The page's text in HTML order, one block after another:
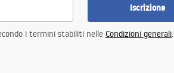
Iscrizione
i termini stabiliti nelle Condizioni generali.